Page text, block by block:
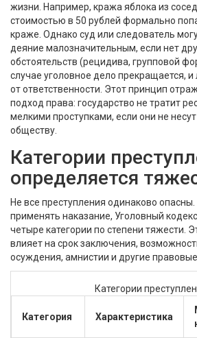
жизни. Например, кража яблока из
стоимостью в 50 рублей формально
краже. Однако суд или следователь
деяние малозначительным, если нет
обстоятельств (рецидива, групповой
случае уголовное дело прекращается,
от ответственности. Этот принцип
подход права: государство не тратит
мелкими проступками, если они не
обществу.
Категории
определяется
Не все преступления одинаково
применять наказание, Уголовный
четыре категории по степени тяжести.
влияет на срок заключения,
осуждения, амнистии и другие
Категории
Категория Характеристика